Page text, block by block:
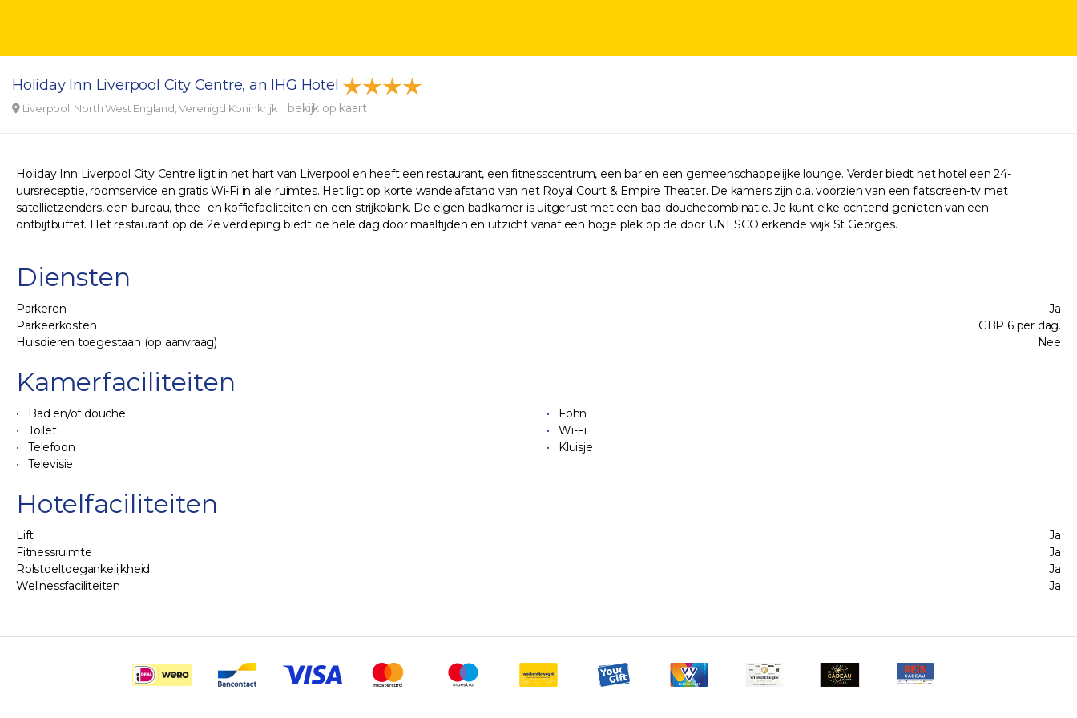
Holiday Inn Liverpool City Centre, an IHG Hotel
Liverpool, North West England, Verenigd Koninkrijk bekijk op kaart
Holiday Inn Liverpool City Centre ligt in het hart van Liverpool en heeft een restaurant, een fitnesscentrum, een bar en een gemeenschappelijke lounge. Verder biedt het hotel een 24-
uursreceptie, roomservice en gratis Wi-Fi in alle ruimtes. Het ligt op korte wandelafstand van het Royal Court & Empire Theater. De kamers zijn o.a. voorzien van een flatscreen-tv met
satellietzenders, een bureau, thee- en koffiefaciliteiten en een strijkplank. De eigen badkamer is uitgerust met een bad-douchecombinatie. Je kunt elke ochtend genieten van een
ontbijtbuffet. Het restaurant op de 2e verdieping biedt de hele dag door maaltijden en uitzicht vanaf een hoge plek op de door UNESCO erkende wijk St Georges.
Diensten
Parkeren
Ja
Parkeerkosten
GBP 6 per dag.
Huisdieren toegestaan (op aanvraag)
Nee
Kamerfaciliteiten
Bad en/of douche
Föhn
Toilet
Wi-Fi
Telefoon
Kluisje
Televisie
Hotelfaciliteiten
Lift
Ja
Fitnessruimte
Ja
Rolstoeltoegankelijkheid
Ja
Wellnessfaciliteiten
Ja